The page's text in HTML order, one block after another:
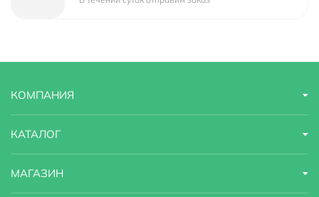
Глубина 17 м
КОМПАНИЯ
КАТАЛОГ
МАГАЗИН